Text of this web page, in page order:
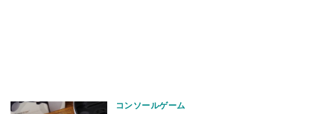
コンソールゲーム